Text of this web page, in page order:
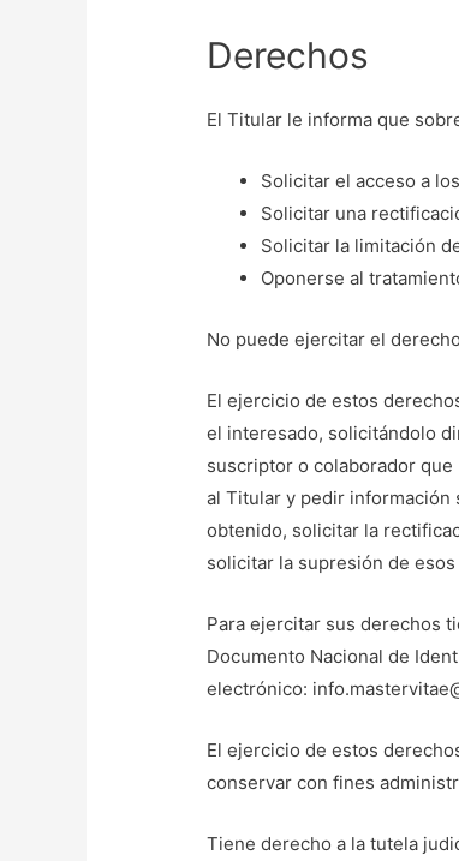
Derechos
El Titular le informa que
Solicitar el acceso a
Solicitar una
Solicitar la limitación
Oponerse al
No puede ejercitar el
El ejercicio de estos
el interesado, solicitándolo
suscriptor o colaborador
al Titular y pedir información
obtenido, solicitar la
solicitar la supresión de
Para ejercitar sus derechos
Documento Nacional de
electrónico:
El ejercicio de estos
conservar con fines
Tiene derecho a la tutela